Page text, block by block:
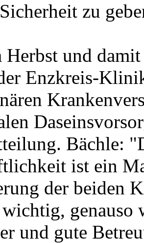
zu
Herbst und
Enzkreis-
Bächle:
ist ein
der beiden
und gute